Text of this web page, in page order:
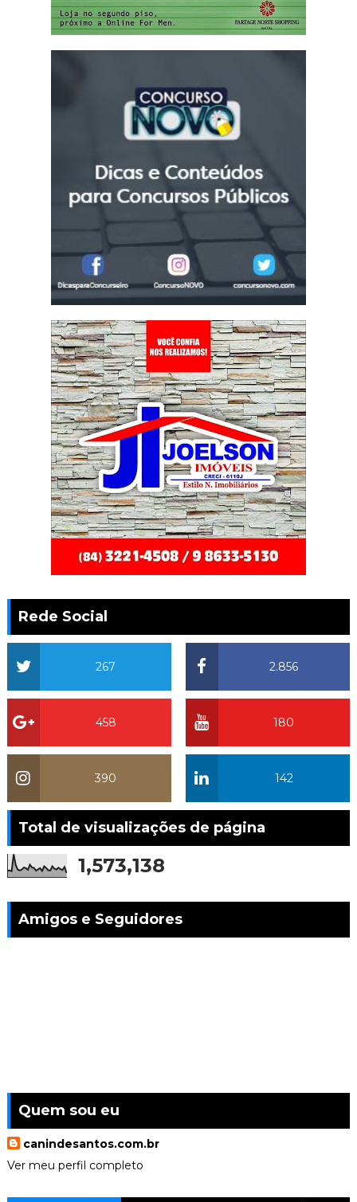
Rede Social
2.856
267
180
458
142
390
Total de visualizações de página
1,573,138
Amigos e Seguidores
Quem sou eu
canindesantos.com.br
Ver meu perfil completo